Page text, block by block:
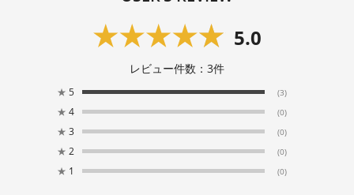
5.0
レビュー件数： 3件
★ 5 (3)
★ 4 (0)
★ 3 (0)
★ 2 (0)
★ 1 (0)